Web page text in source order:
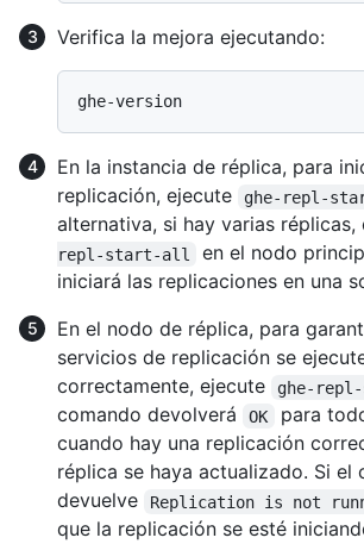
Verifica la mejora ejecutando:
En la instancia de réplica, para
replicación, ejecute
ghe-repl-
alternativa, si hay varias réplicas,
repl-start-all
en el nodo
iniciará las replicaciones en una
En el nodo de réplica, para
servicios de replicación se
correctamente, ejecute
ghe-
comando devolverá
OK
para
cuando hay una replicación
réplica se haya actualizado. Si el
devuelve
Replication is not
que la replicación se esté